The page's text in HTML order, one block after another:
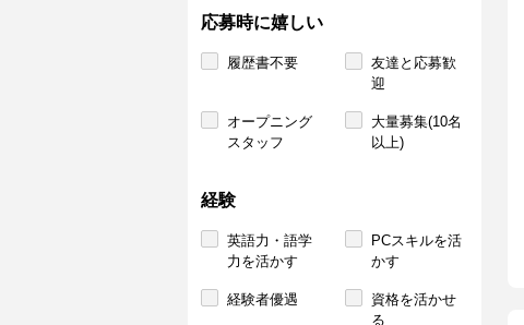
応募時に嬉しい
履歴書不要
友達と応募歓
迎
オープニング
スタッフ
大量募集(10名
以上)
経験
英語力・語学
力を活かす
PCスキルを活
かす
経験者優遇
資格を活かせ
る